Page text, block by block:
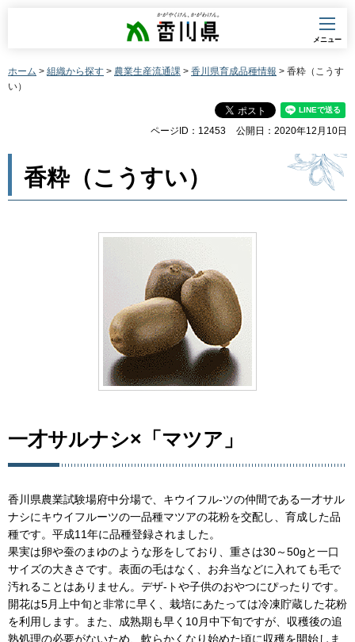
香川県
メニュー
ホーム > 組織から探す > 農業生産流通課 > 香川県育成品種情報 > 香粋（こうす
い）
ページID：12453 公開日：2020年12月10日
香粋（こうすい）
一才サルナシ×「マツア」
香川県農業試験場府中分場で、キウイフル-ツの仲間である一才サル
ナシにキウイフルーツの一品種マツアの花粉を交配し、育成した品
種です。平成11年に品種登録されました。
果実は卵や蚕のまゆのような形をしており、重さは30～50gと一口
サイズの大きさです。表面の毛はなく、お弁当などに入れても毛で
汚れることはありません。デザ-トや子供のおやつにぴったりです。
開花は5月上中旬と非常に早く、栽培にあたっては冷凍貯蔵した花粉
を利用します。また、成熟期も早く10月中下旬ですが、収穫後の追
熟処理の必要がないため、軟らかくなり始めた頃に収穫を開始しま